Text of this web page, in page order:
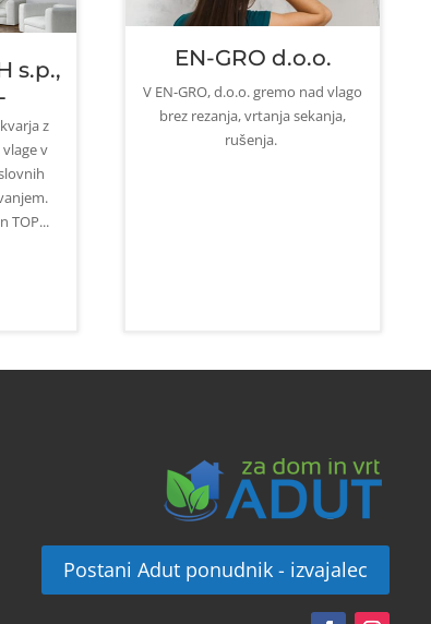
s.p.,
z
v
TOP...
EN-GRO d.o.o.
V EN-GRO, d.o.o. gremo nad vlago
brez rezanja, vrtanja sekanja,
rušenja.
Postani Adut ponudnik - izvajalec